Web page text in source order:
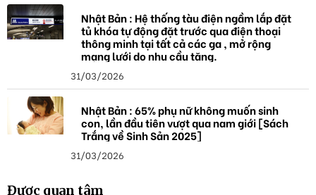
Nhật Bản : Hệ thống tàu điện ngầm lắp đặt
tủ khóa tự động đặt trước qua điện thoại
thông minh tại tất cả các ga , mở rộng
mạng lưới do nhu cầu tăng.
31/03/2026
Nhật Bản : 65% phụ nữ không muốn sinh
con, lần đầu tiên vượt qua nam giới [Sách
Trắng về Sinh Sản 2025]
31/03/2026
Được quan tâm